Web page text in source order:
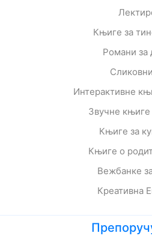
Књиге за
Романи за
Интерактивне
Звучне књиге
Књиге за
Књиге о
Вежбанке
Креативна